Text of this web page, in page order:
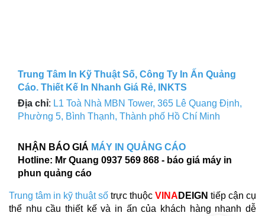
Trung Tâm In Kỹ Thuật Số, Công Ty In Ấn Quảng
Cáo. Thiết Kế In Nhanh Giá Rẻ, INKTS
Địa chỉ: L1 Toà Nhà MBN Tower, 365 Lê Quang Định,
Phường 5, Bình Thạnh, Thành phố Hồ Chí Minh
NHẬN BÁO GIÁ MÁY IN QUẢNG CÁO
Hotline: Mr Quang 0937 569 868 - báo giá máy in
phun quảng cáo
Trung tâm in kỹ thuật số trực thuộc VINA DEIGN tiếp cận cụ
thể nhu cầu thiết kế và in ấn của khách hàng nhanh dễ